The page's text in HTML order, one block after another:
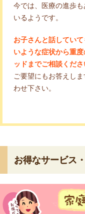
今では、医療の進歩
いるようです。
お子さんと話してい
いような症状から重
ッドまでご相談くださ
ご要望にもお答えし
わせ下さい。
お得なサービス